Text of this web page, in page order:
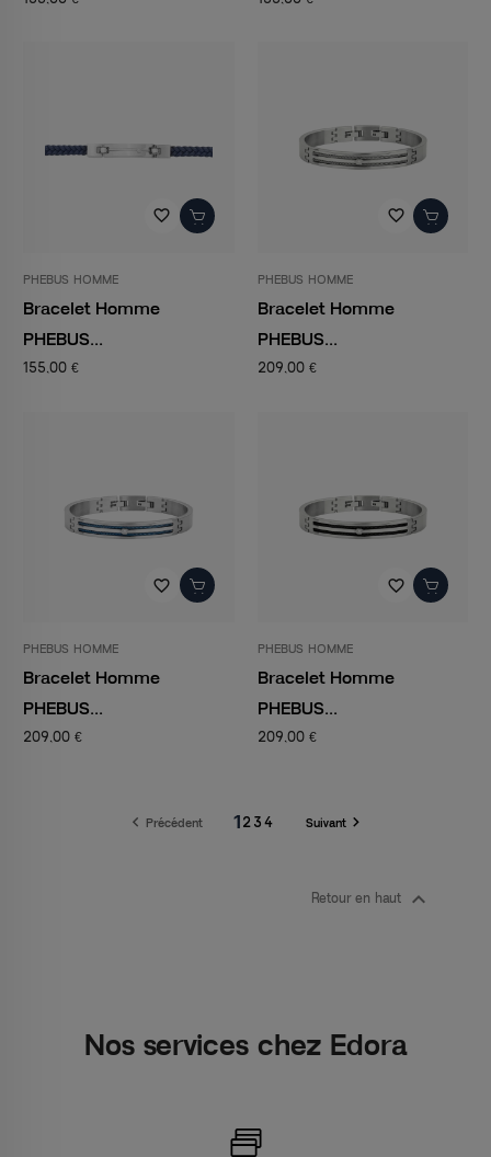
favorite_border
PHEBUS HOMME
Bracelet Homme
PHEBUS...
155,00 €
favorite_border
PHEBUS HOMME
Bracelet Homme
PHEBUS...
209,00 €
favorite_border
PHEBUS HOMME
Bracelet Homme
PHEBUS...
209,00 €
favorite_border
PHEBUS HOMME
Bracelet Homme
PHEBUS...
209,00 €
 Précédent 1 2 3 4 Suivant
Retour en haut 
Nos services chez Edora